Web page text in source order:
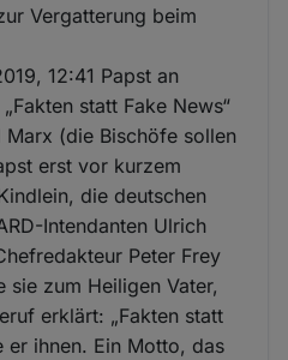
Vergatterung beim
12:41 Papst an
statt Fake News“
Marx (die Bischöfe sollen
erst vor kurzem
die deutschen
Intendanten Ulrich
Peter Frey
zum Heiligen Vater,
erklärt: „Fakten statt
er ihnen. Ein Motto, das